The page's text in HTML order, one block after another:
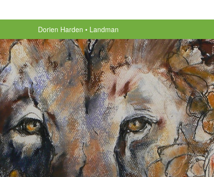
Dorien Harden Landman